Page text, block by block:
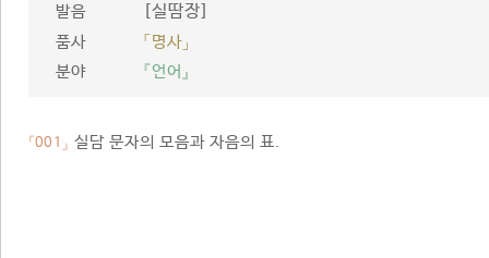
발음 [실땀장]
품사
「명사」
분야
『언어』
「001」 실담 문자의 모음과 자음의 표.